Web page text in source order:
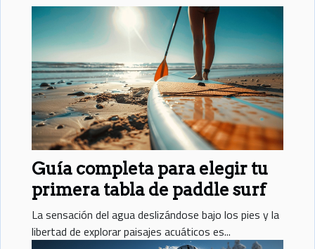
acompañan al corredor en su aventura. Esta
introducción sirve como una invitación para
descubrir los secretos que se cobijan detrás de
estos eventos, la pasión que encienden en los
corazones de los corredores y el sentido de
comunidad que se teje entre los participantes.
Continúe leyendo...
Guía completa para elegir tu
primera tabla de paddle surf
La sensación del agua deslizándose bajo los pies y la
libertad de explorar paisajes acuáticos es...